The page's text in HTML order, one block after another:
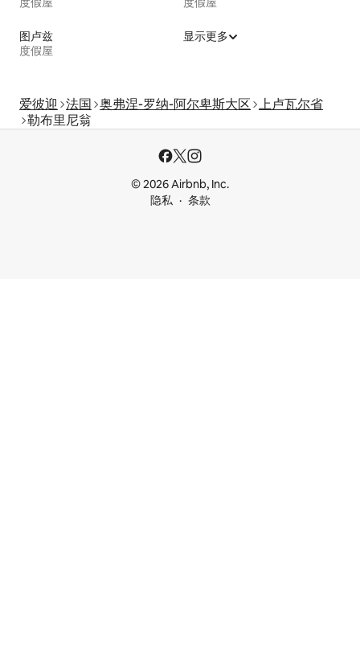
图卢兹
度假屋
显示更多
爱彼迎 法国 奥弗涅-罗纳-阿尔卑斯大区 上卢瓦尔省
勒布里尼翁
© 2026 Airbnb, Inc.
隐私
条款